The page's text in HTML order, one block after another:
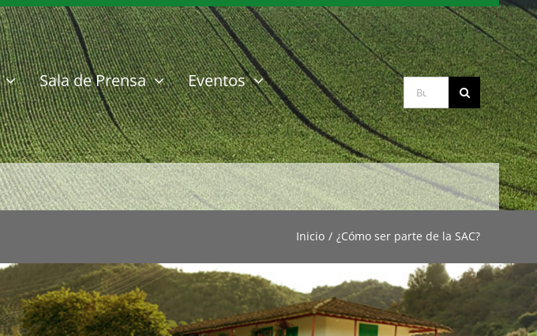
Sala de Prensa Eventos Buscar:
Inicio / ¿Cómo ser parte de la SAC?